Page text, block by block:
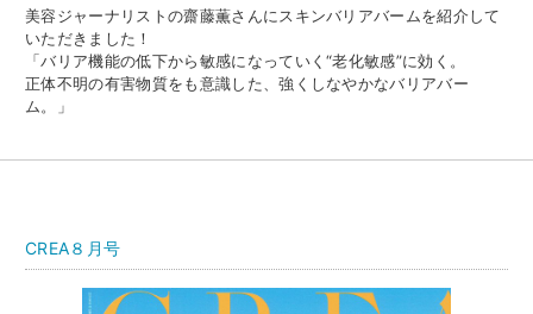
美容ジャーナリストの齋藤薫さんにスキンバリアバームを紹介して
いただきました！
「バリア機能の低下から敏感になっていく“老化敏感”に効く。
正体不明の有害物質をも意識した、強くしなやかなバリアバー
ム。」
CREA８月号